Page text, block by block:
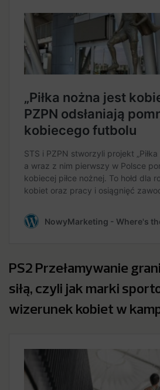
PS2 Przełamywanie
siłą, czyli jak marki
wizerunek kobiet w